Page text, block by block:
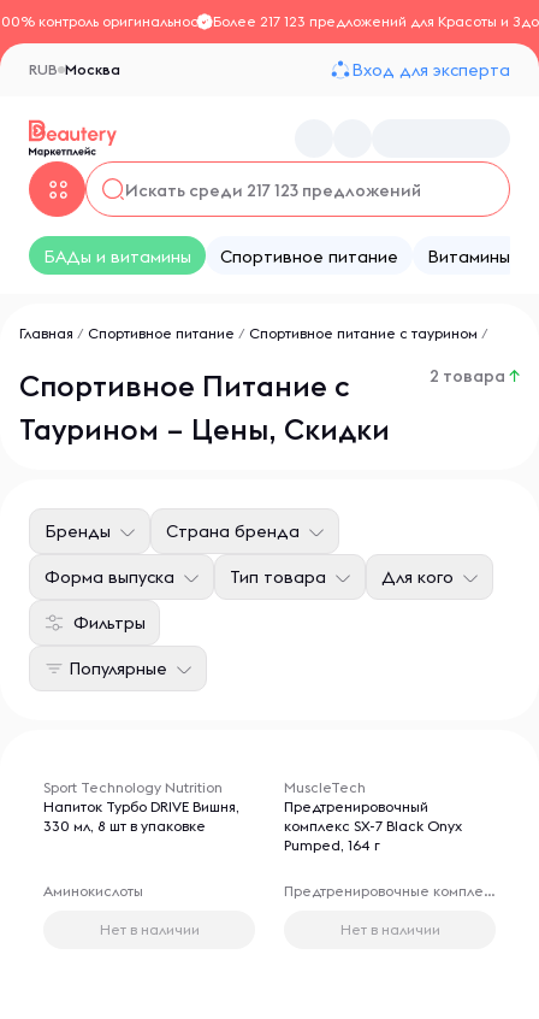
контроль оригинальностиБолее 217 123 предложений для Красоты и
Москва
RUB Вход для эксперта
БАДы и витамины Спортивное питание Витамины
Главная / Спортивное питание / Спортивное питание с таурином /
Спортивное Питание с
Таурином – Цены, Скидки
2 товара ↑
Фильтры
Бренды Страна бренда
Форма выпуска Тип товара Для кого
Популярные
Sport Technology Nutrition
Напиток Турбо DRIVE Вишня,
330 мл, 8 шт в упаковке
Аминокислоты
Нет в наличии
MuscleTech
Предтренировочный
комплекс SX-7 Black Onyx
Pumped, 164 г
Предтренировочные комплексы
Нет в наличии